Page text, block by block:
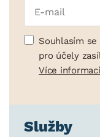
Souhlasím
pro účely
Více informací
Služby